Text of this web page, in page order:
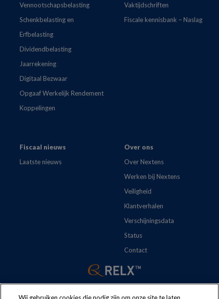
Vennootschapsbelasting
Schenkbelasting en
Erfbelasting
Dividendbelasting
Jaarrekening
Digitaal Bezwaar
Opgaaf Werkelijk Rendement
Koppelingen
Vaktijdschriften
Fiscale kennisbank – Naslag
Fiscaal nieuws
Laatste nieuws
Over ons
Over Nextens
Werken bij Nextens
Veiligheid
Klantverhalen
Verschijningsdata
Status
Contact